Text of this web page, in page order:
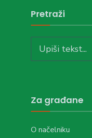
Pretraži
for:
Za građane
O načelniku